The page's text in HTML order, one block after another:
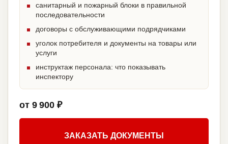
санитарный и пожарный блоки в правильной
последовательности
договоры с обслуживающими подрядчиками
уголок потребителя и документы на товары или
услуги
инструктаж персонала: что показывать
инспектору
от 9 900 ₽
ЗАКАЗАТЬ ДОКУМЕНТЫ